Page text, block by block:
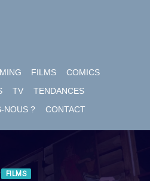
FILMS
COMICS
TV
TENDANCES
NOUS ?
CONTACT
FILMS